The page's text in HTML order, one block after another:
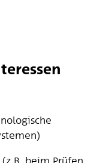
beim Prüfen